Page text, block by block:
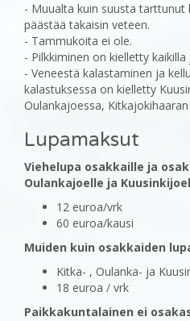
- Muualta kuin suusta tarttunut
päästää takaisin veteen.
- Tammukoita ei ole.
- Pilkkiminen on kielletty kaikilla
- Veneestä kalastaminen ja
kalastuksessa on kielletty
Oulankajoessa,
Lupamaksut
Viehelupa osakkaille ja
Oulankajoelle ja
12 euroa/vrk
60 euroa/kausi
Muiden kuin osakkaiden
Kitka- , Oulanka- ja
18 euroa / vrk
Paikkakuntalainen ei